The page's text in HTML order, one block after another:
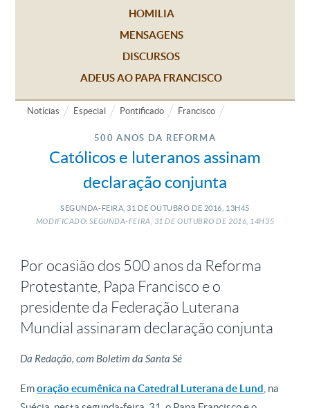
HOMILIA
MENSAGENS
DISCURSOS
ADEUS AO PAPA FRANCISCO
Notícias Especial Pontificado Francisco
500 ANOS DA REFORMA
Católicos e luteranos assinam
declaração conjunta
SEGUNDA-FEIRA, 31 DE OUTUBRO DE 2016, 13H45
MODIFICADO: SEGUNDA-FEIRA, 31 DEOUTUBRO DE2016, 14H35
Por ocasião dos 500 anos da Reforma
Protestante, Papa Francisco e o
presidente da Federação Luterana
Mundial assinaram declaração conjunta
Da Redação, com Boletim da Santa Sé
Emoração ecumênica na Catedral Luterana de Lund , na